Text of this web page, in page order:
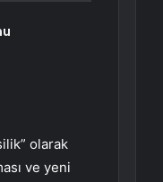
olarak
ve yeni